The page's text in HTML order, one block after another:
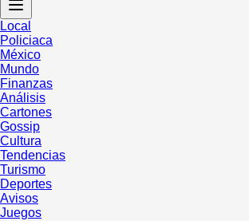
Local
Policiaca
México
Mundo
Finanzas
Análisis
Cartones
Gossip
Cultura
Tendencias
Turismo
Deportes
Avisos
Juegos